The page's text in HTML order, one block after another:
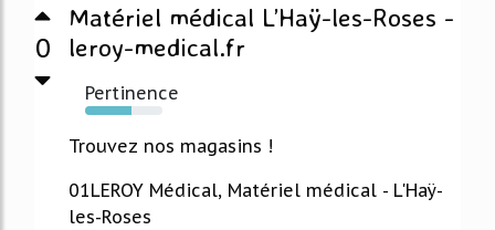
0
Matériel médical L’Haÿ-les-Roses -
leroy-medical.fr
Pertinence
60%
Trouvez nos magasins !
01LEROY Médical, Matériel médical - L'Haÿ-
les-Roses